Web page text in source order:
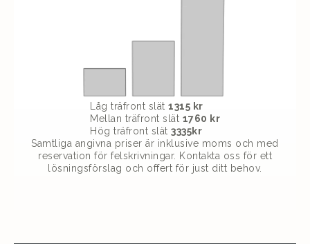
Låg träfront slät 1315 kr
Mellan träfront slät 1760 kr
Hög träfront slät 3335kr
Samtliga angivna priser är inklusive moms och med
reservation för felskrivningar. Kontakta oss för ett
lösningsförslag och offert för just ditt behov.